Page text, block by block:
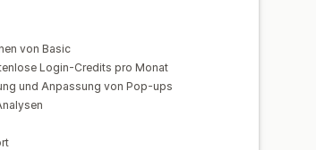
von Basic
Login-Credits pro Monat
und Anpassung von Pop-ups